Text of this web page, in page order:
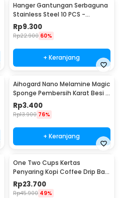
Hanger Gantungan Serbaguna
Stainless Steel 10 PCS -
M127105
Rp9.300
Rp22.900 60%
+ Keranjang
Aihogard Nano Melamine Magic
Sponge Pembersih Karat Besi -
CW62
Rp3.400
Rp13.900 76%
+ Keranjang
One Two Cups Kertas
Penyaring Kopi Coffee Drip Bag
Paper Filter 50PCS - T111
Rp23.700
Rp45.900 49%